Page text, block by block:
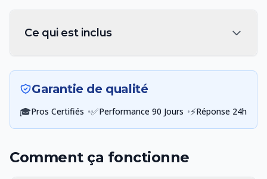
Ce qui est inclus
Garantie de qualité
🎓Pros Certifiés •✅Performance 90 Jours •⚡Réponse 24h
Comment ça fonctionne